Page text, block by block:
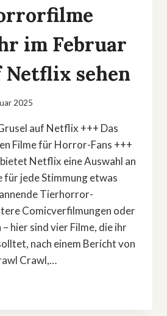
im Februar
Netflix sehen
2025
auf Netflix +++ Das
Filme für Horror-Fans +++
Netflix eine Auswahl an
jede Stimmung etwas
Tierhorror-
Comicverfilmungen oder
hier sind vier Filme, die ihr
nach einem Bericht von
Crawl,…